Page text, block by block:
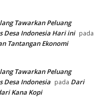
Tawarkan Peluang
Desa Indonesia Hari ini pada
Tantangan Ekonomi
Tawarkan Peluang
Desa Indonesia pada Dari
Kana Kopi